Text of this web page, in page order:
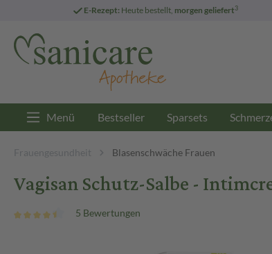
E-Rezept: Heute bestellt, morgen geliefert3
Menü Bestseller Sparsets
Frauengesundheit Blasenschwäche Frauen
Vagisan Schutz-Salbe -
5 Bewertungen